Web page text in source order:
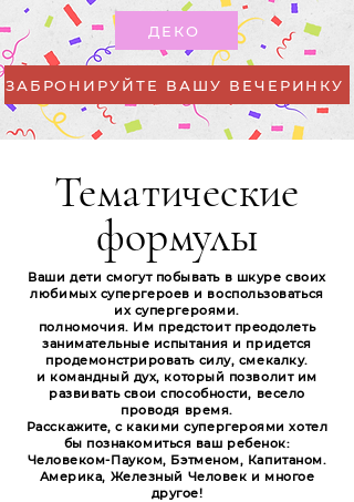
ДЕКО
ЗАБРОНИРУЙТЕ ВАШУ ВЕЧЕРИНКУ
Тематические
формулы
Ваши дети смогут побывать в шкуре своих
любимых супергероев и воспользоваться
их супергероями.
полномочия. Им предстоит преодолеть
занимательные испытания и придется
продемонстрировать силу, смекалку.
и командный дух, который позволит им
развивать свои способности, весело
проводя время.
Расскажите, с какими супергероями хотел
бы познакомиться ваш ребенок:
Человеком-Пауком, Бэтменом, Капитаном.
Америка, Железный Человек и многое
другое!